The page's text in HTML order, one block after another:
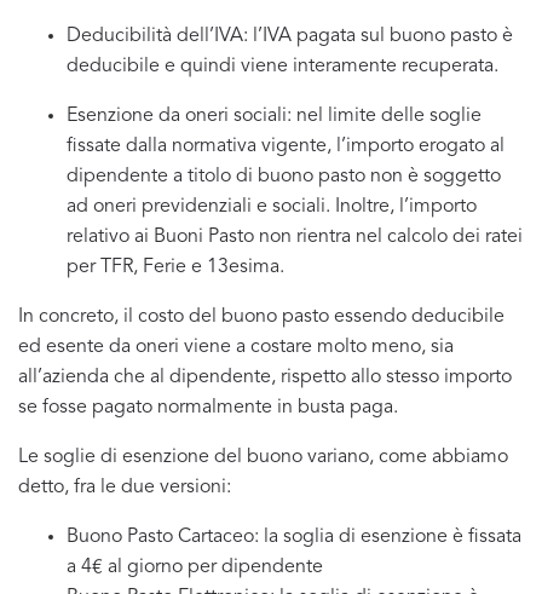
Deducibilità dell’IVA: l’IVA pagata sul buono pasto è
deducibile e quindi viene interamente recuperata.
Esenzione da oneri sociali: nel limite delle soglie
fissate dalla normativa vigente, l’importo erogato al
dipendente a titolo di buono pasto non è soggetto
ad oneri previdenziali e sociali. Inoltre, l’importo
relativo ai Buoni Pasto non rientra nel calcolo dei ratei
per TFR, Ferie e 13esima.
In concreto, il costo del buono pasto essendo deducibile
ed esente da oneri viene a costare molto meno, sia
all’azienda che al dipendente, rispetto allo stesso importo
se fosse pagato normalmente in busta paga.
Le soglie di esenzione del buono variano, come abbiamo
detto, fra le due versioni:
Buono Pasto Cartaceo: la soglia di esenzione è fissata
a 4€ al giorno per dipendente